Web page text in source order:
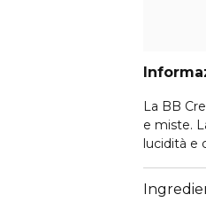
La BB
e miste.
lucidità e